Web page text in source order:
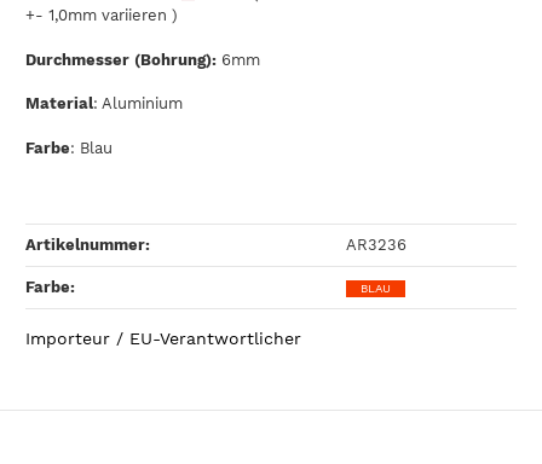
+- 1,0mm variieren )
Durchmesser (Bohrung): 6mm
Material: Aluminium
Farbe: Blau
Artikelnummer: AR3236
Farbe‍: BLAU
Importeur / EU-Verantwortlicher